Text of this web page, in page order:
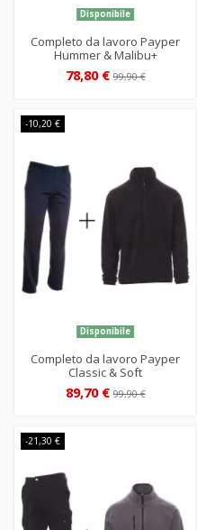
Disponibile
Completo da lavoro Payper
Hummer & Malibu+
78,80 €99,90 €
-10,20 €
Disponibile
Completo da lavoro Payper
Classic & Soft
89,70 €99,90 €
-21,30 €